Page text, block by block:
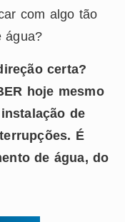
com algo tão
água?
certa?
hoje mesmo
de
É
de água, do